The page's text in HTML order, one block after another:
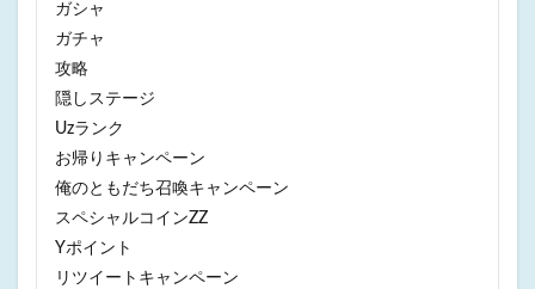
ガシャ
ガチャ
攻略
隠しステージ
Uzランク
お帰りキャンペーン
俺のともだち召喚キャンペーン
スペシャルコインZZ
Yポイント
リツイートキャンペーン